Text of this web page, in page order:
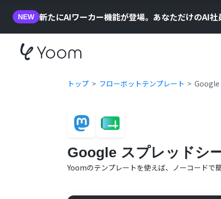
NEW 新たにAIワーカー機能が登場。あなただけのAI社
トップ フローボットテンプレート Google
Google スプレッドシ
Yoomのテンプレートを使えば、ノーコードで